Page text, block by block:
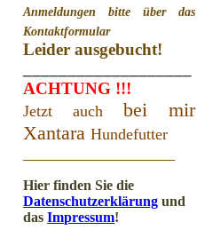
Anmeldungen bitte über das
Kontaktformular
Leider ausgebucht!
ACHTUNG !!!
Jetzt auch bei mir
XantaraHundefutter
Hier finden Sie die
Datenschutzerklärung und
dasImpressum!